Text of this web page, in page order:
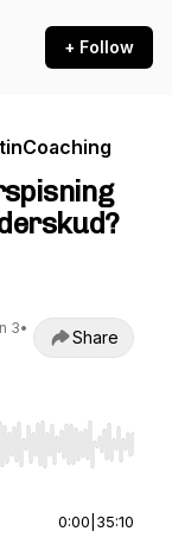
+ Follow
3•
Share
End to jump to
0:00 35:10